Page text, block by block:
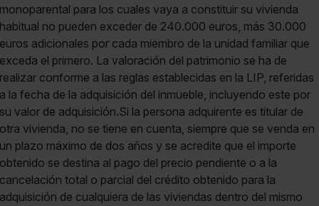
monoparental para los cuales vaya a constituir su vivienda
habitual no pueden exceder de 240.000 euros, más 30.000
euros adicionales por cada miembro de la unidad familiar que
exceda el primero. La valoración del patrimonio se ha de
realizar conforme a las reglas establecidas en la LIP, referidas
a la fecha de la adquisición del inmueble, incluyendo este por
su valor de adquisición.Si la persona adquirente es titular de
otra vivienda, no se tiene en cuenta, siempre que se venda en
un plazo máximo de dos años y se acredite que el importe
obtenido se destina al pago del precio pendiente o a la
cancelación total o parcial del crédito obtenido para la
adquisición de cualquiera de las viviendas dentro del mismo